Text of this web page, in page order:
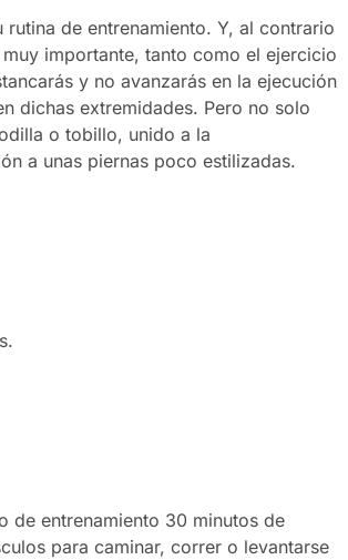
de entrenamiento. Y, al contrario
importante, tanto como el ejercicio
y no avanzarás en la ejecución
dichas extremidades. Pero no solo
o tobillo, unido a la
a unas piernas poco estilizadas.
de entrenamiento 30 minutos de
para caminar, correr o levantarse